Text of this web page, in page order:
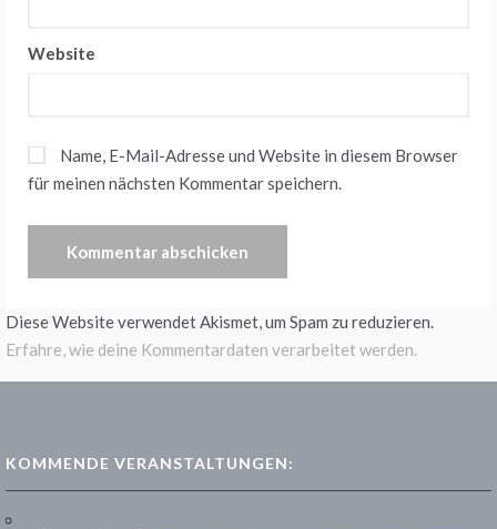
Website
Name, E-Mail-Adresse und Website in diesem Browser
für meinen nächsten Kommentar speichern.
Diese Website verwendet Akismet, um Spam zu reduzieren.
Erfahre, wie deine Kommentardaten verarbeitet werden.
KOMMENDE VERANSTALTUNGEN: